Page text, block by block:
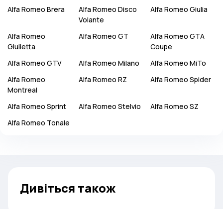
Alfa Romeo Brera Alfa Romeo Disco
Volante
Alfa Romeo Giulia
Alfa Romeo
Giulietta
Alfa Romeo GT Alfa Romeo GTA
Coupe
Alfa Romeo GTV Alfa Romeo Milano Alfa Romeo MiTo
Alfa Romeo
Montreal
Alfa Romeo RZ Alfa Romeo Spider
Alfa Romeo Sprint Alfa Romeo Stelvio Alfa Romeo SZ
Alfa Romeo Tonale
Дивіться також